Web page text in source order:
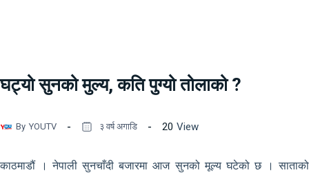
घट्यो सुनको मुल्य, कति पुग्यो तोलाको ?
By YOUTV ३ वर्ष अगाडि 20 View
काठमाडौं । नेपाली सुनचाँदी बजारमा आज सुनको मूल्य घटेको छ । साताको